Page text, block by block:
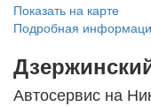
Показать на карте
Подробная
Автосервис на